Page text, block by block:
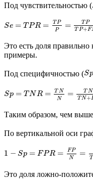
Под чувствительностью (
Se = TP R = T P
P
= T P
TP+F
Это есть доля
примеры.
Под специфичностью (Sp
Sp = T N R = T N
N
= T N
T N+
Таким образом, чем выше
По вертикальной оси
1 − Sp = F PR = FP
N
=
T
Это доля ложно-